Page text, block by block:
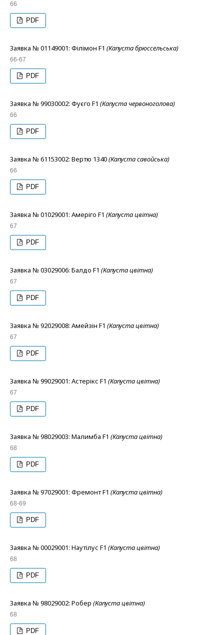
66
PDF
Заявка № 01149001: Філімон F1 (Капуста брюссельська)
66-67
PDF
Заявка № 99030002: Фуєго F1 (Капуста червоноголова)
66
PDF
Заявка № 61153002: Вертю 1340(Капуста савойська)
66
PDF
Заявка № 01029001: Амеріго F1 (Капуста цвітна)
67
PDF
Заявка № 03029006: Балдо F1 (Капуста цвітна)
67
PDF
Заявка № 92029008: Амейзін F1 (Капуста цвітна)
67
PDF
Заявка № 99029001: Астерікс F1 (Капуста цвітна)
67
PDF
Заявка № 98029003: Малимба F1 (Капуста цвітна)
68
PDF
Заявка № 97029001: Фремонт F1 (Капуста цвітна)
68-69
PDF
Заявка № 00029001: Наутілус F1 (Капуста цвітна)
68
PDF
Заявка № 98029002: Робер (Капуста цвітна)
68
PDF